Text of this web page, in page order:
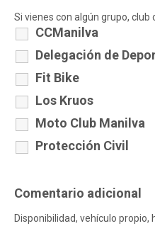
CCManilva
Delegación de
Fit Bike
Los Kruos
Moto Club Manilva
Protección Civil
Si vienes con algún grupo, club
Comentario adicional
Disponibilidad, vehículo propio,